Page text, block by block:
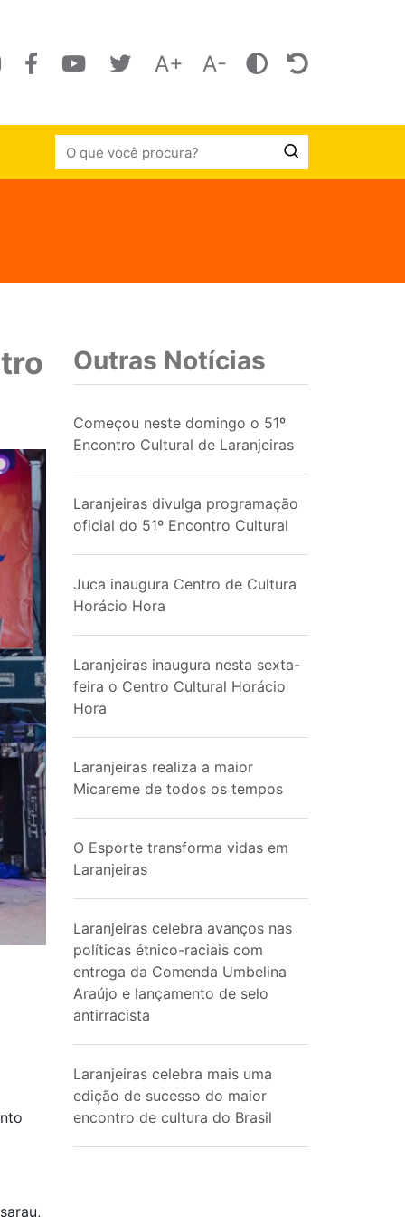
A+ A-
Outras Notícias
Começou neste domingo o 51º
Encontro Cultural de Laranjeiras
Laranjeiras divulga programação
oficial do 51º Encontro Cultural
Juca inaugura Centro de Cultura
Horácio Hora
Laranjeiras inaugura nesta sexta-
feira o Centro Cultural Horácio
Hora
Laranjeiras realiza a maior
Micareme de todos os tempos
O Esporte transforma vidas em
Laranjeiras
Laranjeiras celebra avanços nas
políticas étnico-raciais com
entrega da Comenda Umbelina
Araújo e lançamento de selo
antirracista
Laranjeiras celebra mais uma
edição de sucesso do maior
encontro de cultura do Brasil